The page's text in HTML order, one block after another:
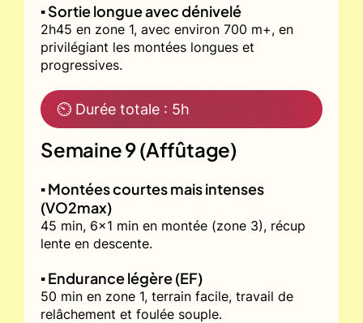
▪️ Sortie longue avec dénivelé
2h45 en zone 1, avec environ 700 m+, en
privilégiant les montées longues et
progressives.
⏲ Durée totale : 5h
Semaine 9 (Affûtage)
▪️ Montées courtes mais intenses
(VO2max)
45 min, 6x1 min en montée (zone 3), récup
lente en descente.
▪️ Endurance légère (EF)
50 min en zone 1, terrain facile, travail de
relâchement et foulée souple.